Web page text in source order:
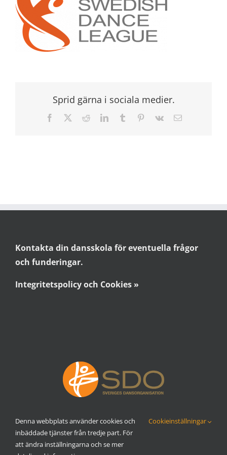
Sprid gärna i sociala medier.
Facebook RedditLinkedInTumblr Pinterest
Vk
E-
Kontakta din dansskola för eventuella frågor
och funderingar.
Integritetspolicy och Cookies »
Denna webbplats använder cookies och
inbäddade tjänster från tredje part. För
att ändra inställningarna och se mer
Cookieinställningar